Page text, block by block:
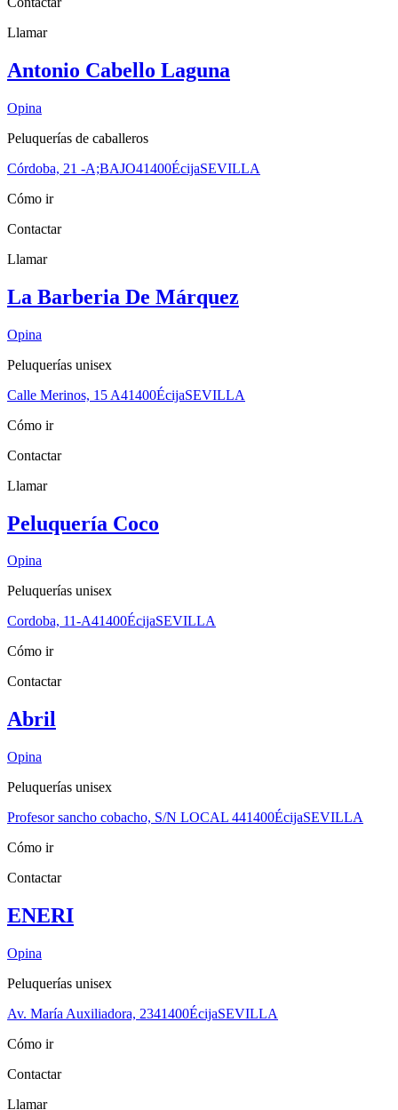
Llamar
Antonio Cabello Laguna
Opina
Peluquerías de caballeros
Córdoba, 21 -A;BAJO41400ÉcijaSEVILLA
Cómo ir
Contactar
Llamar
La Barberia De Márquez
Opina
Peluquerías unisex
Calle Merinos, 15 A41400ÉcijaSEVILLA
Cómo ir
Contactar
Llamar
Peluquería Coco
Opina
Peluquerías unisex
Cordoba, 11-A41400ÉcijaSEVILLA
Cómo ir
Contactar
Abril
Opina
Peluquerías unisex
Profesor sancho cobacho, S/N LOCAL 441400ÉcijaSEVILLA
Cómo ir
Contactar
ENERI
Opina
Peluquerías unisex
Av. María Auxiliadora, 2341400ÉcijaSEVILLA
Cómo ir
Contactar
Llamar